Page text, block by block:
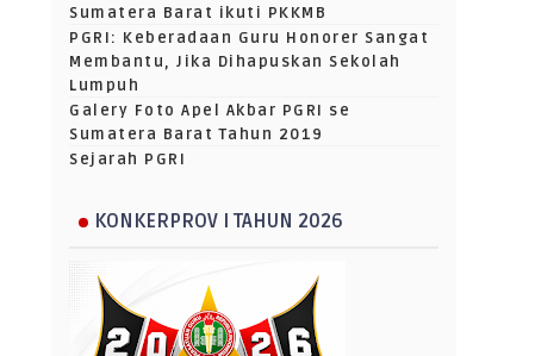
Sumatera Barat ikuti PKKMB
PGRI: Keberadaan Guru Honorer Sangat
Membantu, Jika Dihapuskan Sekolah
Lumpuh
Galery Foto Apel Akbar PGRI se
Sumatera Barat Tahun 2019
Sejarah PGRI
KONKERPROV I TAHUN 2026